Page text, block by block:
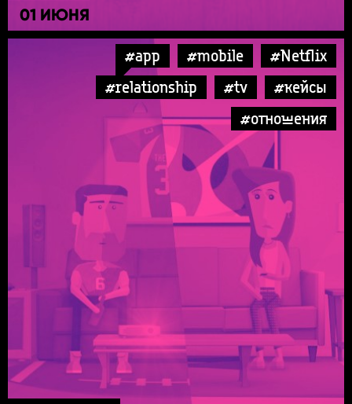
01 ИЮНЯ
#app #mobile
#Netflix
#relationship
#tv
#кейсы
#отношения